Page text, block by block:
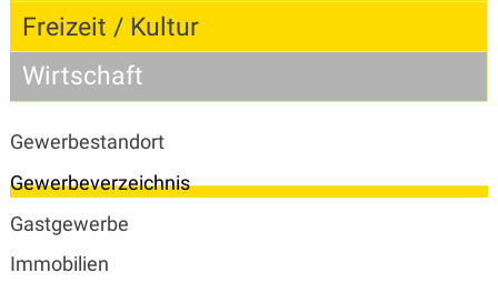
Freizeit / Kultur
Wirtschaft
Gewerbestandort
Gewerbeverzeichnis
Gastgewerbe
Immobilien